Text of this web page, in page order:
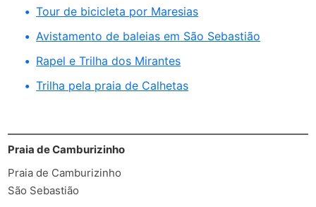
Tour de bicicleta por Maresias
Avistamento de baleias em São Sebastião
Rapel e Trilha dos Mirantes
Trilha pela praia de Calhetas
Praia de Camburizinho
Praia de Camburizinho
São Sebastião